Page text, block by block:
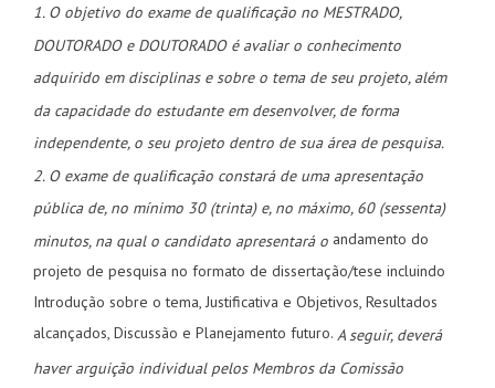
1. O objetivo do exame de qualificação no MESTRADO,
DOUTORADO e DOUTORADO é avaliar o conhecimento
adquirido em disciplinas e sobre o tema de seu projeto, além
da capacidade do estudante em desenvolver, de forma
independente, o seu projeto dentro de sua área de pesquisa.
2. O exame de qualificação constará de uma apresentação
pública de, no mínimo 30 (trinta) e, no máximo, 60 (sessenta)
minutos, na qual o candidato apresentará o andamento do
projeto de pesquisa no formato de dissertação/tese incluindo
Introdução sobre o tema, Justificativa e Objetivos, Resultados
alcançados, Discussão e Planejamento futuro. A seguir, deverá
haver arguição individual pelos Membros da Comissão